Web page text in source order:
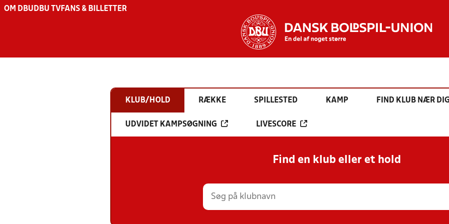
OM DBU DBU TV FANS & BILLETTER
KLUB/HOLD RÆKKE SPILLESTED KAMP FIND KLUB NÆR
UDVIDET KAMPSØGNING LIVESCORE
Find en klub eller et hold